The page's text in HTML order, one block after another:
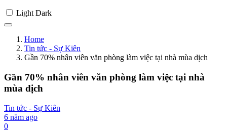
Light Dark
Home
Tin tức - Sự Kiên
Gần 70% nhân viên văn phòng làm việc tại nhà mùa dịch
Gần 70% nhân viên văn phòng làm việc tại nhà
mùa dịch
Tin tức - Sự Kiên
6 năm ago
0